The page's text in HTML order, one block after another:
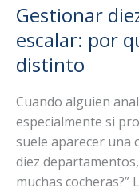
cómo
evaluar
rendimiento
potencial
antes
de
comprar
Gestionar
escalar: por
distinto
Cuando alguien
especialmente si
suele aparecer una
diez
muchas